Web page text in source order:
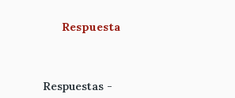
Respuesta
Respuestas